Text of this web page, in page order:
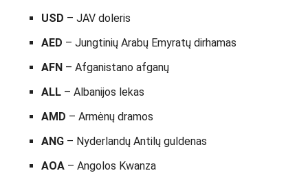
USD – JAV doleris
AED – Jungtinių Arabų Emyratų dirhamas
AFN – Afganistano afganų
ALL – Albanijos lekas
AMD – Armėnų dramos
ANG – Nyderlandų Antilų guldenas
AOA – Angolos Kwanza